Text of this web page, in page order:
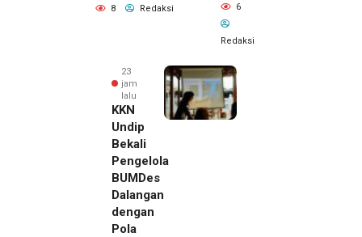
8 Redaksi 6
Redaksi
23
jam
lalu
KKN
Undip
Bekali
Pengelola
BUMDes
Dalangan
dengan
Pola